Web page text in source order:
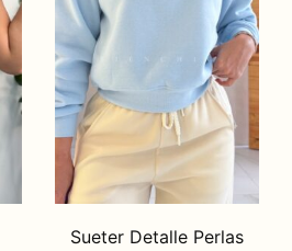
Sueter Detalle Perlas